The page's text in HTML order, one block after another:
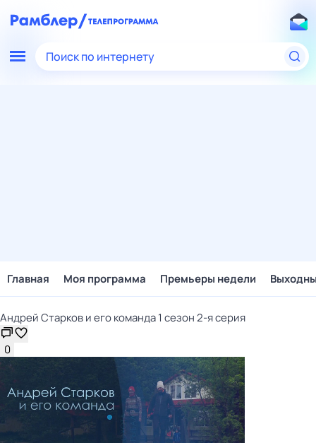
Поиск по интернету
Главная Моя программа Премьеры недели
Андрей Старков и его команда 1 сезон 2-я серия
0